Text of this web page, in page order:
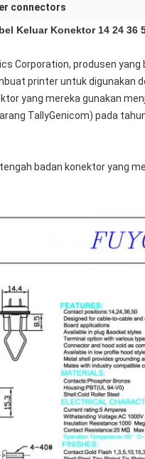
connectors
Keluar Konektor 14 24 36
Corporation, produsen yang
printer untuk digunakan
yang mereka gunakan
TallyGenicom) pada
badan konektor yang